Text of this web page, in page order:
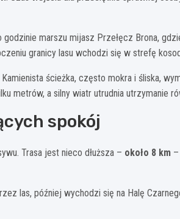
marszu mijasz Przełęcz Brona,
granicy lasu wchodzi się w strefę
ścieżka, często mokra i śliska,
metrów, a silny wiatr utrudnia utrzymanie
spokój
Trasa jest nieco dłuższa – około 8 km
las, później wychodzi się na Halę